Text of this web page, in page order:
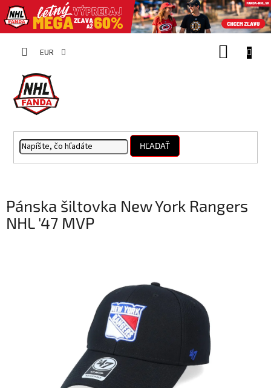
EUR
HĽADAŤ
Pánska šiltovka New York Rangers
NHL '47 MVP